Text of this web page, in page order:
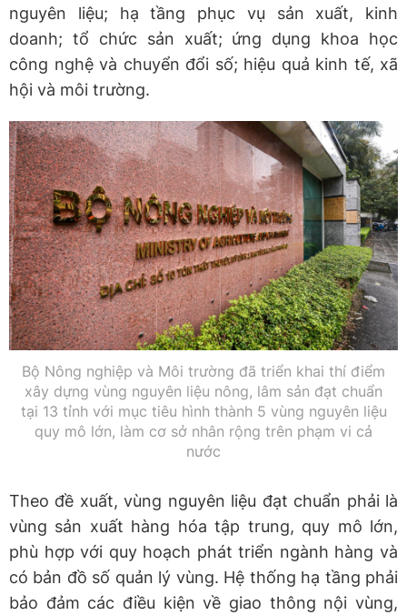
nguyên liệu; hạ tầng phục vụ sản xuất, kinh
doanh; tổ chức sản xuất; ứng dụng khoa học
công nghệ và chuyển đổi số; hiệu quả kinh tế, xã
hội và môi trường.
Bộ Nông nghiệp và Môi trường đã triển khai thí điểm
xây dựng vùng nguyên liệu nông, lâm sản đạt chuẩn
tại 13 tỉnh với mục tiêu hình thành 5 vùng nguyên liệu
quy mô lớn, làm cơ sở nhân rộng trên phạm vi cả
nước
Theo đề xuất, vùng nguyên liệu đạt chuẩn phải là
vùng sản xuất hàng hóa tập trung, quy mô lớn,
phù hợp với quy hoạch phát triển ngành hàng và
có bản đồ số quản lý vùng. Hệ thống hạ tầng phải
bảo đảm các điều kiện về giao thông nội vùng,